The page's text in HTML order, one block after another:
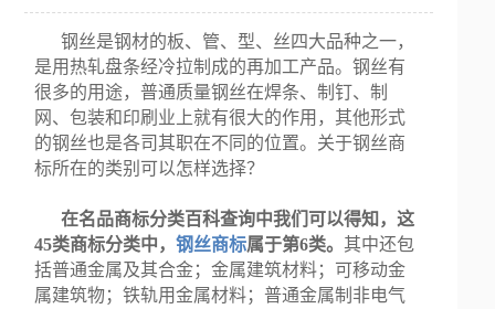
钢丝是钢材的板、管、型、丝四大品种之一，
是用热轧盘条经冷拉制成的再加工产品。钢丝有
很多的用途，普通质量钢丝在焊条、制钉、制
网、包装和印刷业上就有很大的作用，其他形式
的钢丝也是各司其职在不同的位置。关于钢丝商
标所在的类别可以怎样选择？
在名品商标分类百科查询中我们可以得知，这
45类商标分类中，钢丝商标属于第6类。 其中还包
括普通金属及其合金；金属建筑材料；可移动金
属建筑物；铁轨用金属材料；普通金属制非电气